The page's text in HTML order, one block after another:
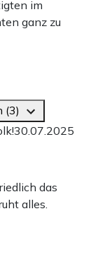
im
ganz zu
(3)
30.07.2025
das
alles.